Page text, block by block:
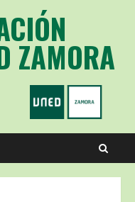
ZAMORA